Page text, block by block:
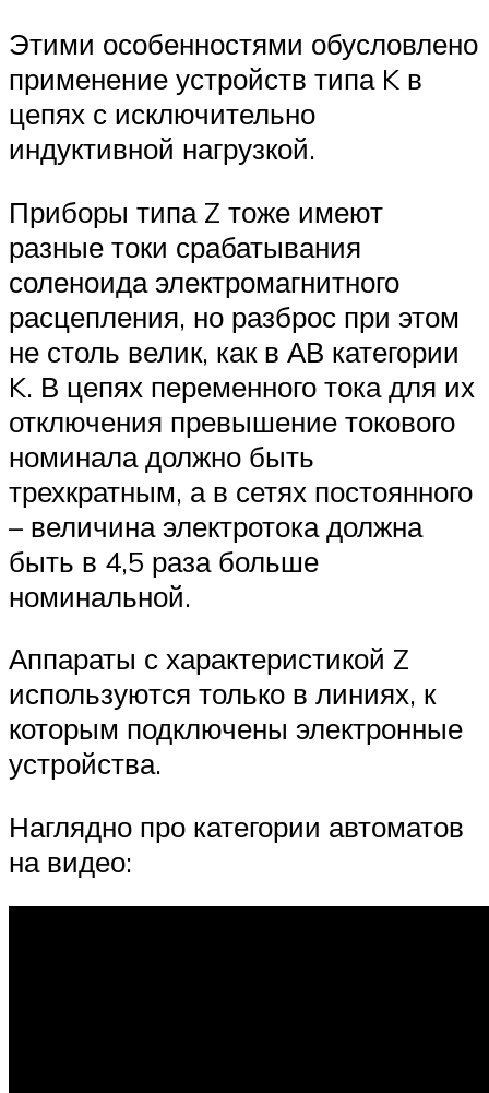
Этими особенностями обусловлено
применение устройств типа K в
цепях с исключительно
индуктивной нагрузкой.
Приборы типа Z тоже имеют
разные токи срабатывания
соленоида электромагнитного
расцепления, но разброс при этом
не столь велик, как в АВ категории
K. В цепях переменного тока для их
отключения превышение токового
номинала должно быть
трехкратным, а в сетях постоянного
– величина электротока должна
быть в 4,5 раза больше
номинальной.
Аппараты с характеристикой Z
используются только в линиях, к
которым подключены электронные
устройства.
Наглядно про категории автоматов
на видео: